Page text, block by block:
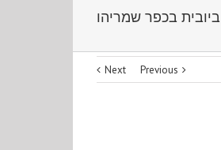
ביובית בכפר שמריהו
Previous
Next